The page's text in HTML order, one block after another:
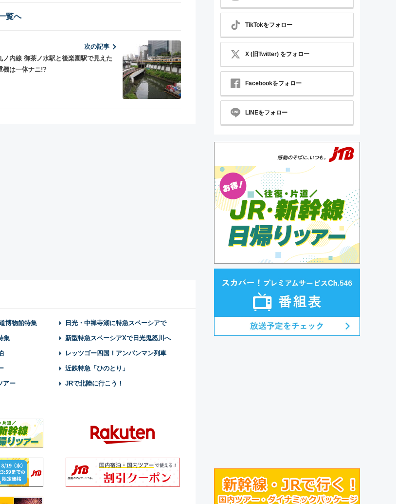
覧へ
次の記事
ノ内線 御茶ノ水駅と後楽園駅で見えた
機は一体ナニ!?
博物館特集 日光・中禅寺湖に特急スペーシアで
集 新型特急スペーシアXで日光鬼怒川へ
レッツゴー四国！アンパンマン列車
近鉄特急「ひのとり」
アー JRで北陸に行こう！
TikTokをフォロー
X (旧Twitter) をフォロー
Facebookをフォロー
LINEをフォロー